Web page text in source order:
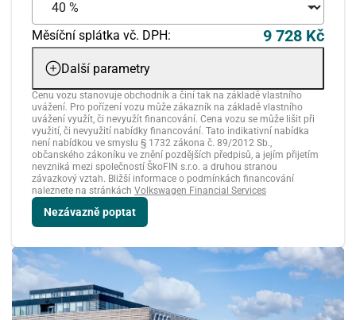
Měsíční splátka vč. DPH: 9 728 Kč
Další parametry
Cenu vozu stanovuje obchodník a činí tak na základě vlastního
uvážení. Pro pořízení vozu může zákazník na základě vlastního
uvážení využít, či nevyužít financování. Cena vozu se může lišit při
využití, či nevyužití nabídky financování. Tato indikativní nabídka
není nabídkou ve smyslu § 1732 zákona č. 89/2012 Sb.,
občanského zákoníku ve znění pozdějších předpisů, a jejím přijetím
nevzniká mezi společností ŠkoFIN s.r.o. a druhou stranou
závazkový vztah. Bližší informace o podmínkách financování
naleznete na stránkách Volkswagen Financial Services
Nezávazně poptat